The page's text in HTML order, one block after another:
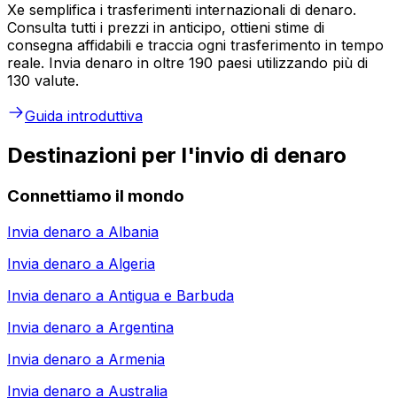
Xe semplifica i trasferimenti internazionali di denaro.
Consulta tutti i prezzi in anticipo, ottieni stime di
consegna affidabili e traccia ogni trasferimento in tempo
reale. Invia denaro in oltre 190 paesi utilizzando più di
130 valute.
Guida introduttiva
Destinazioni per l'invio di denaro
Connettiamo il mondo
Invia denaro a Albania
Invia denaro a Algeria
Invia denaro a Antigua e Barbuda
Invia denaro a Argentina
Invia denaro a Armenia
Invia denaro a Australia